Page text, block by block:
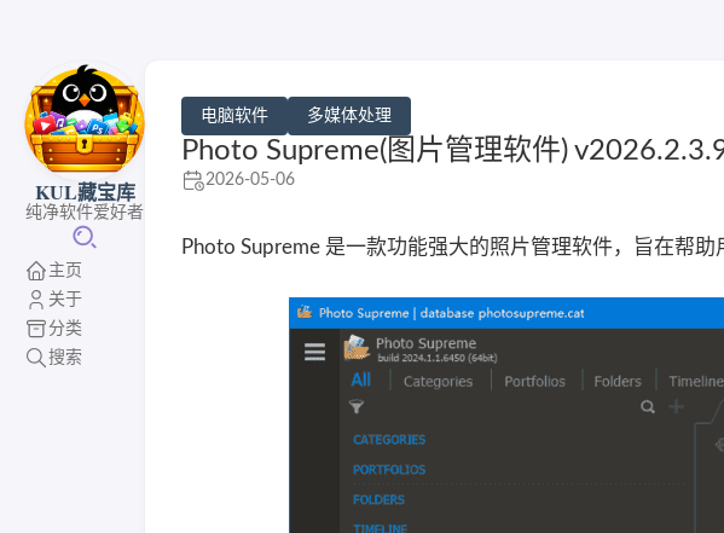
KUL藏宝库
纯净软件爱好者
主页
关于
分类
搜索
电脑软件 多媒体处理
Photo Supreme(图片管理软件)
2026-05-06
Photo Supreme 是一款功能强大的照片管理软件，旨在帮